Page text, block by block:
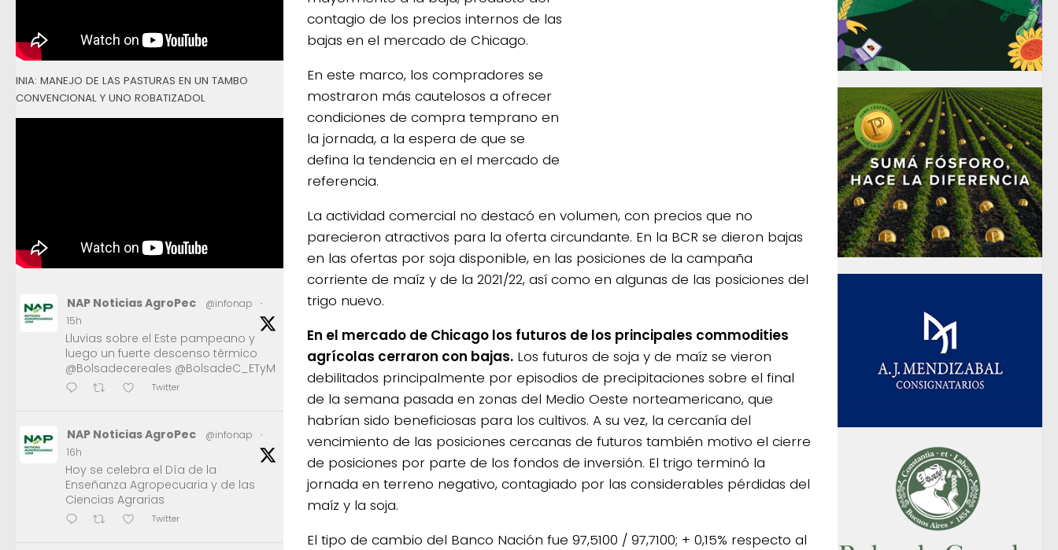
contagio de los precios internos de las
bajas en el mercado de Chicago.
En este marco, los compradores se
mostraron más cautelosos a ofrecer
condiciones de compra temprano en
la jornada, a la espera de que se
defina la tendencia en el mercado de
referencia.
La actividad comercial no destacó en volumen, con precios que no
parecieron atractivos para la oferta circundante. En la BCR se dieron bajas
en las ofertas por soja disponible, en las posiciones de la campaña
corriente de maíz y de la 2021/22, así como en algunas de las posiciones del
trigo nuevo.
En el mercado de Chicago los futuros de los principales commodities
agrícolas cerraron con bajas. Los futuros de soja y de maíz se vieron
debilitados principalmente por episodios de precipitaciones sobre el final
de la semana pasada en zonas del Medio Oeste norteamericano, que
habrían sido beneficiosas para los cultivos. A su vez, la cercanía del
vencimiento de las posiciones cercanas de futuros también motivo el cierre
de posiciones por parte de los fondos de inversión. El trigo terminó la
jornada en terreno negativo, contagiado por las considerables pérdidas del
maíz y la soja.
El tipo de cambio del Banco Nación fue 97,5100 / 97,7100; + 0,15% respecto al
INIA: MANEJO DE LAS PASTURAS EN UN TAMBO
CONVENCIONAL Y UNO ROBATIZADOL
NAP Noticias AgroPec @infonap
·
15h
Lluvias sobre el Este pampeano y
luego un fuerte descenso térmico
@Bolsadecereales @BolsadeC_ETyM
Twitter
NAP Noticias AgroPec @infonap
·
16h
Hoy se celebra el Día de la
Enseñanza Agropecuaria y de las
Ciencias Agrarias
Twitter